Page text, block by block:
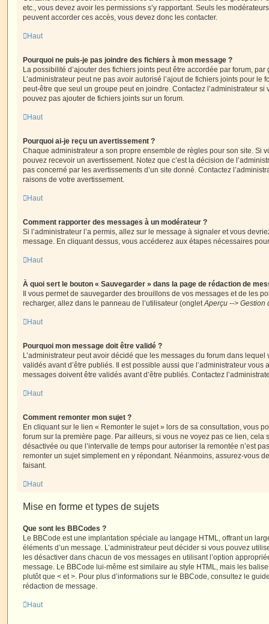
etc., vous devez avoir les permissions s’y rapportant. Seuls les
peuvent accorder ces accès, vous devez donc les contacter.
Haut
Pourquoi ne puis-je pas joindre des fichiers à mon message ?
La possibilité d’ajouter des fichiers joints peut être accordée par forum,
L’administrateur peut ne pas avoir autorisé l’ajout de fichiers joints pour le
peut-être que seul un groupe peut en joindre. Contactez l’administrateur
pouvez pas ajouter de fichiers joints sur un forum.
Haut
Pourquoi ai-je reçu un avertissement ?
Chaque administrateur a son propre ensemble de règles pour son site. Si
pouvez recevoir un avertissement. Notez que c’est la décision de
pas concerné par les avertissements d’un site donné. Contactez
raisons de votre avertissement.
Haut
Comment rapporter des messages à un modérateur ?
Si l’administrateur l’a permis, allez sur le message à signaler et vous
message. En cliquant dessus, vous accéderez aux étapes nécessaires
Haut
À quoi sert le bouton « Sauvegarder » dans la page de rédaction de
Il vous permet de sauvegarder des brouillons de vos messages et de les
recharger, allez dans le panneau de l’utilisateur (ongletAperçu --> Gestion
Haut
Pourquoi mon message doit être validé ?
L’administrateur peut avoir décidé que les messages du forum dans lequel
validés avant d’être publiés. Il est possible aussi que l’administrateur vous
messages doivent être validés avant d’être publiés. Contactez
Haut
Comment remonter mon sujet ?
En cliquant sur le lien « Remonter le sujet » lors de sa consultation, vous
forum sur la première page. Par ailleurs, si vous ne voyez pas ce lien, cela
désactivée ou que l’intervalle de temps pour autoriser la remontée n’est
remonter un sujet simplement en y répondant. Néanmoins, assurez-vous
faisant.
Haut
Mise en forme et types de sujets
Que sont les BBCodes ?
Le BBCode est une implantation spéciale au langage HTML, offrant un
éléments d’un message. L’administrateur peut décider si vous pouvez
les désactiver dans chacun de vos messages en utilisant l’option
message. Le BBCode lui-même est similaire au style HTML, mais les
plutôt que < et >. Pour plus d’informations sur le BBCode, consultez le
rédaction de message.
Haut